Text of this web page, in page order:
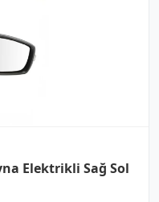
Elektrikli Sağ Sol